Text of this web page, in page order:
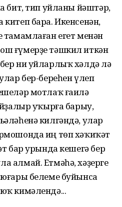
бит, тип уйланы йәштәр,
бара. Икенсенән,
тамамлаған егет менән
ғүмерҙе тәшкил иткән
ни уйларлыҡ хәлдә лә
бер-береһен үлеп
мотлаҡ ғаилә
уҡырға барыу,
килгәндә, улар
иң төп хәҡиҡәт
бар урында кешегә бер
алмай. Етмәһә, хәҙерге
белеме буйынса
кимәлендә...